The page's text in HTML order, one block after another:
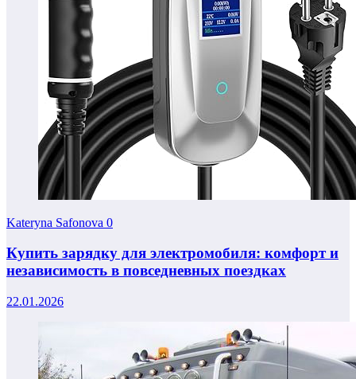
Kateryna Safonova 0
Купить зарядку для электромобиля: комфорт и
независимость в повседневных поездках
22.01.2026